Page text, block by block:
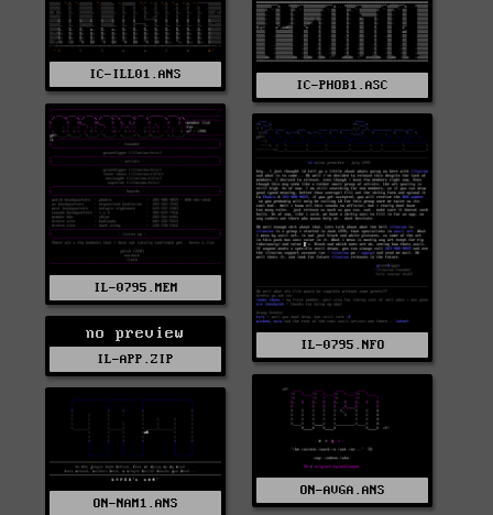
IC-ILL01.ANS
IC-PHOB1.ASC
IL-0795.MEM
IL-0795.NFO
no preview
IL-APP.ZIP
ON-AVGA.ANS
ON-NAM1.ANS